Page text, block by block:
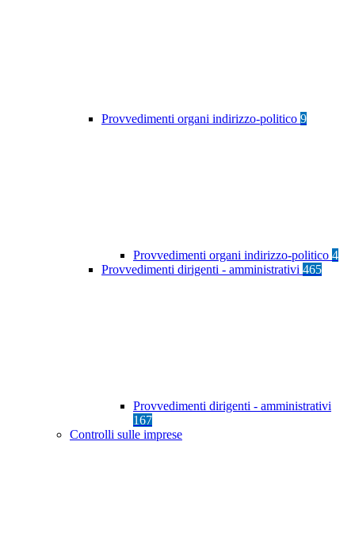
Provvedimenti organi indirizzo-politico 9
Provvedimenti organi indirizzo-politico 4
Provvedimenti dirigenti - amministrativi 465
Provvedimenti dirigenti - amministrativi
167
Controlli sulle imprese